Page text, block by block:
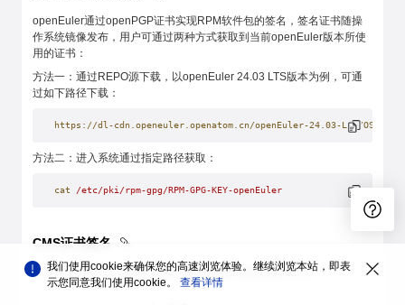
openEuler通过openPGP证书实现RPM软件包的签名，签名证书随操
作系统镜像发布，用户可通过两种方式获取到当前openEuler版本所使
用的证书：
方法一：通过REPO源下载，以openEuler 24.03 LTS版本为例，可通
过如下路径下载：
https://dl-cdn.openeuler.openatom.cn/openEuler-24.03-LTS/OS/
方法二：进入系统通过指定路径获取：
cat /etc/pki/rpm-gpg/RPM-GPG-KEY-openEuler
CMS证书签名
openEuler签名平台采用三级证书链管理签名的私钥和证书：
我们使用cookie来确保您的高速浏览体验。继续浏览本站，即表
示您同意我们使用cookie。 查看详情